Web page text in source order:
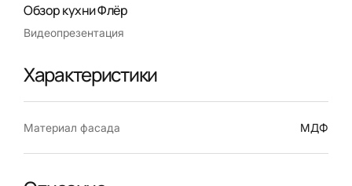
Обзор кухни Флёр
Видеопрезентация
Характеристики
Материал фасада МДФ